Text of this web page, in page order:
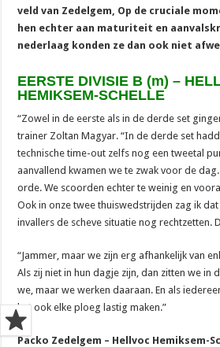
veld van Zedelgem, Op de cruciale
hen echter aan maturiteit en
nederlaag konden ze dan ook niet
EERSTE DIVISIE B (m) –
HEMIKSEM-SCHELLE
“Zowel in de eerste als in de derde set
trainer Zoltan Magyar. “In de derde set
technische time-out zelfs nog een tweetal
aanvallend kwamen we te zwak voor de
orde. We scoorden echter te weinig en
Ook in onze twee thuiswedstrijden zag ik
invallers de scheve situatie nog rechtzetten.
“Jammer, maar we zijn erg afhankelijk van
Als zij niet in hun dagje zijn, dan zitten we in
we, maar we werken daaraan. En als
het ook elke ploeg lastig maken.”
Packo Zedelgem – Hellvoc